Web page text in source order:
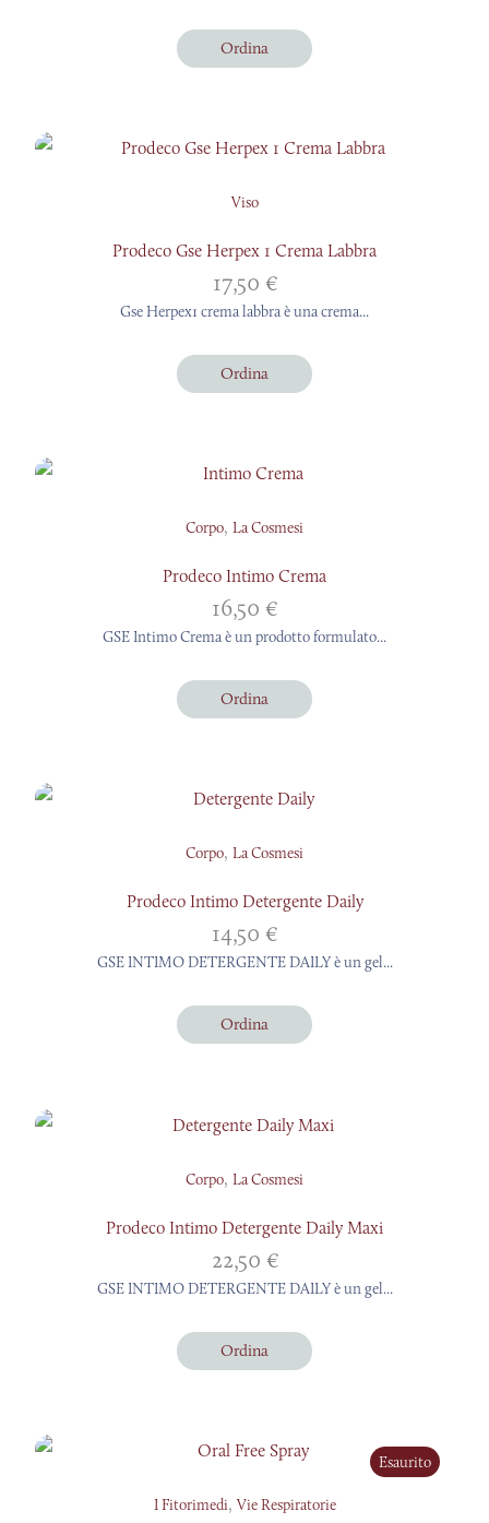
Ordina
Viso
Prodeco Gse Herpex 1 Crema Labbra
17,50 €
Gse Herpex1 crema labbra è una crema...
Ordina
Corpo, La Cosmesi
Prodeco Intimo Crema
16,50 €
GSE Intimo Crema è un prodotto formulato...
Ordina
Corpo, La Cosmesi
Prodeco Intimo Detergente Daily
14,50 €
GSE INTIMO DETERGENTE DAILY è un gel...
Ordina
Corpo, La Cosmesi
Prodeco Intimo Detergente Daily Maxi
22,50 €
GSE INTIMO DETERGENTE DAILY è un gel...
Ordina
Esaurito
I Fitorimedi, Vie Respiratorie